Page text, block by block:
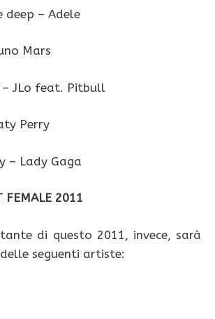
deep – Adele
Mars
JLo feat. Pitbull
Perry
– Lady Gaga
FEMALE 2011
di questo 2011, invece, sarà
seguenti artiste: